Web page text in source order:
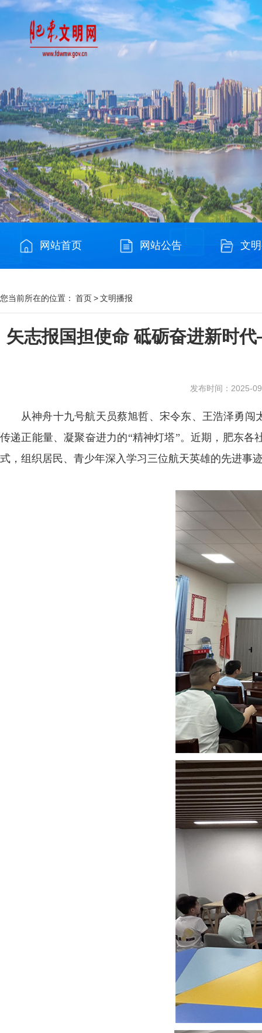
网站首页 网站公告 文
您当前所在的位置： 首页>文明播报
矢志报国担使命 砥砺奋进新时
发布时间：2025-
从神舟十九号航天员蔡旭哲、宋令东、王浩泽勇
传递正能量、凝聚奋进力的“精神灯塔”。近期，肥东各
式，组织居民、青少年深入学习三位航天英雄的先进事